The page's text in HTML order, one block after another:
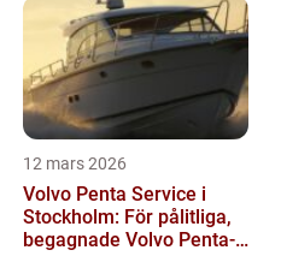
12 mars 2026
Volvo Penta Service i
Stockholm: För pålitliga,
begagnade Volvo Penta-